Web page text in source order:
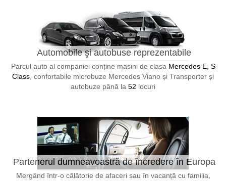
Automobile şi autobuse reprezentabile
Parcul auto al companiei conține masini de clasa Mercedes E, S
Class , confortabile microbuze Mercedes Viano și Transporter și
autobuze până la 52 locuri
Partenerul dumneavoastră de încredere în Europa
24/7
Mergând într-o călătorie de afaceri sau în vacanță cu familia,